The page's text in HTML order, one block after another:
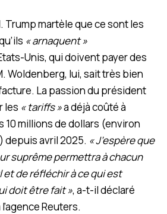
Trump martèle que ce sont les
« arnaquent »
Unis, qui doivent payer des
Woldenberg, lui, sait très bien
La passion du président
les « tariffs »a déjà coûté à
10 millions de dollars (environ
depuis avril 2025. « J’espère que
suprême permettra à chacun
et de réfléchir à ce qui est
doit être fait », a-t-il déclaré
Reuters.